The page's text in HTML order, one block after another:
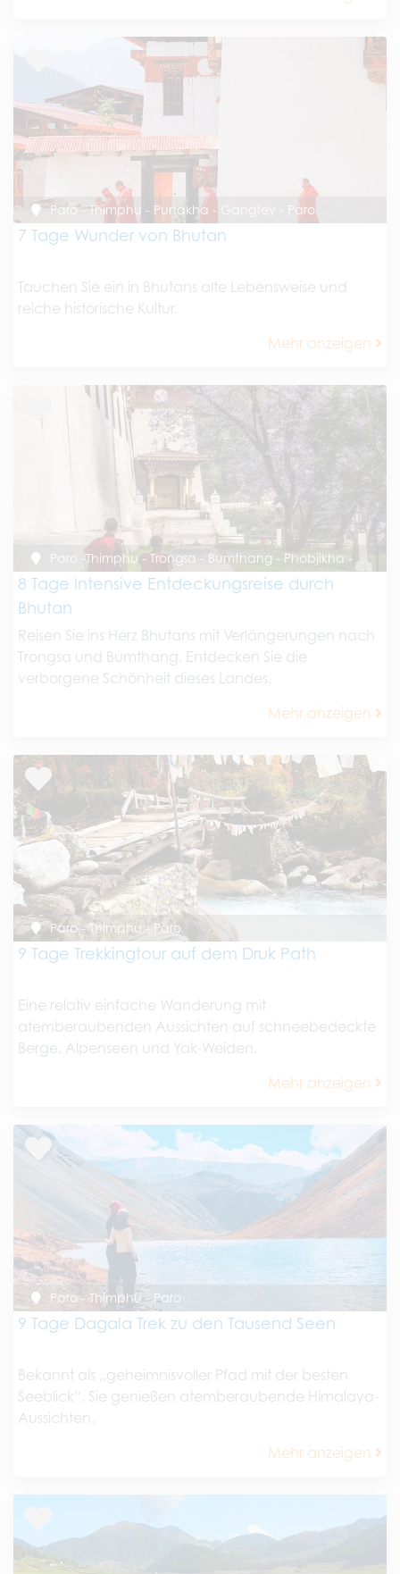
Paro - Thimphu - Punakha - Gangtey - Paro
7 Tage Wunder von Bhutan
Tauchen Sie ein in Bhutans alte Lebensweise und
reiche historische Kultur.
Mehr anzeigen
Paro -Thimphu - Trongsa - Bumthang - Phobjikha - Punakha - Paro
8 Tage Intensive Entdeckungsreise durch
Bhutan
Reisen Sie ins Herz Bhutans mit Verlängerungen nach
Trongsa und Bumthang. Entdecken Sie die
verborgene Schönheit dieses Landes.
Mehr anzeigen
Paro - Thimphu - Paro
9 Tage Trekkingtour auf dem Druk Path
Eine relativ einfache Wanderung mit
atemberaubenden Aussichten auf schneebedeckte
Berge, Alpenseen und Yak-Weiden.
Mehr anzeigen
Paro - Thimphu - Paro
9 Tage Dagala Trek zu den Tausend Seen
Bekannt als „geheimnisvoller Pfad mit der besten
Seeblick“. Sie genießen atemberaubende Himalaya-
Aussichten.
Mehr anzeigen